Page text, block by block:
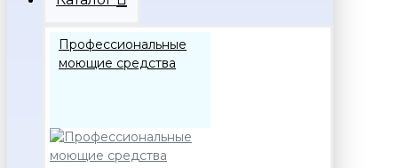
Профессиональные
моющие средства